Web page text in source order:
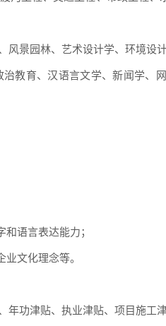
风景园林、艺术设计学、环境设计
治教育、汉语言文学、新闻学、
和语言表达能力；
文化理念等。
年功津贴、执业津贴、项目施工